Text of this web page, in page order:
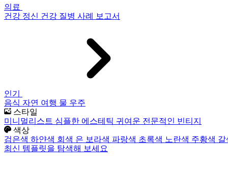
의료
건강 정신 건강 질병 사례 보고서
인기
음식 자연 여행 물 우주
스타일
미니멀리스트 심플한 에스테틱 귀여운 전문적인 빈티지
색상
검은색 하얀색 회색 은 보라색 파랑색 초록색 노란색 주황색
최신 템플릿을 탐색해 보세요